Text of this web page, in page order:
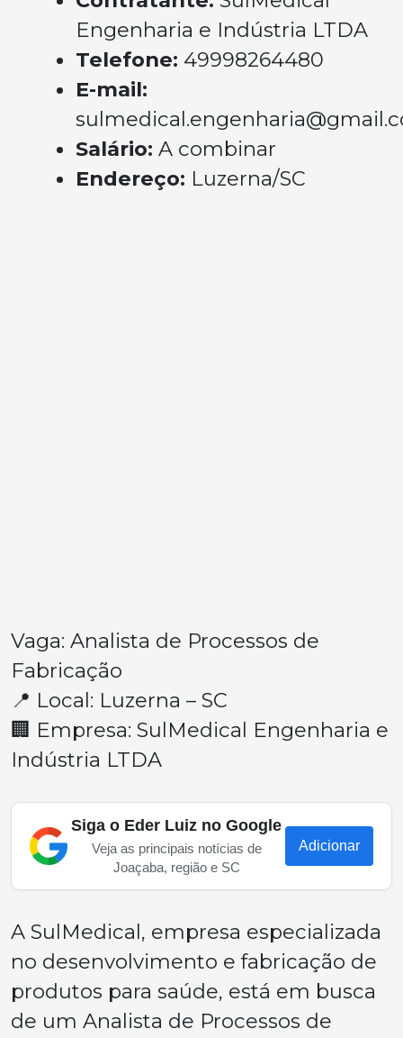
Engenharia e Indústria LTDA
Telefone: 49998264480
E-mail:
Salário: A combinar
Endereço: Luzerna/SC
Vaga: Analista de Processos de
Fabricação
📍 Local: Luzerna – SC
🏢 Empresa: SulMedical Engenharia e
Indústria LTDA
Siga o Eder Luiz no Google
Veja as principais notícias de
Joaçaba, região e SC
Adicionar
A SulMedical, empresa especializada
no desenvolvimento e fabricação de
produtos para saúde, está em busca
de um Analista de Processos de